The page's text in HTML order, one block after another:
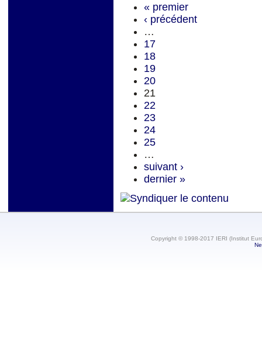
« premier
‹ précédent
…
17
18
19
20
21
22
23
24
25
…
suivant ›
dernier »
Copyright © 1998-2017 IERI (Institut